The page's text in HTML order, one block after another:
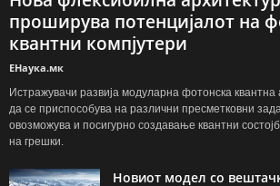
проширува потенцијалот на
квантни компјутери
ЕНаука.мк
Истражувачи развија модуларна фотонска
да се приспособува на различни пресметковни
овозможува и посигурно создавање квантни
на грешки.
Новиот модел со